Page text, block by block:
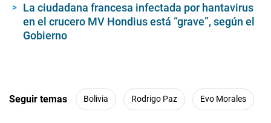
La ciudadana francesa infectada por hantavirus
en el crucero MV Hondius está “grave”, según el
Gobierno
Seguir temas Bolivia Rodrigo Paz Evo Morales